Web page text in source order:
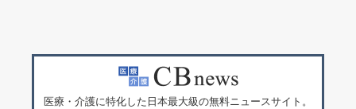
医療・介護に特化した日本最大級の無料ニュースサイト。